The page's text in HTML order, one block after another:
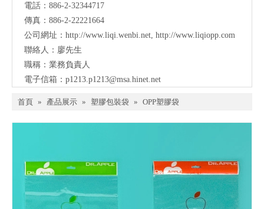
電話：886-2-32344717
傳真：886-2-22221664
公司網址： http://www.liqi.wenbi.net http://www.liqiopp.com
聯絡人：廖先生
職稱：業務負責人
電子信箱： p1213.p1213@msa.hinet.net
首頁 » 產品展示 » 塑膠包裝袋 » OPP塑膠袋